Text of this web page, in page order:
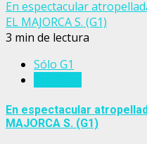
En espectacular
EL MAJORCA S. (G1)
3 min de lectura
Sólo G1
En espectacular
MAJORCA S. (G1)